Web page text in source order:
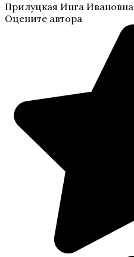
Прилуцкая Инга Ивановна
Оцените автора